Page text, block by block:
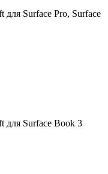
для Surface Pro, Surface
для Surface Book 3